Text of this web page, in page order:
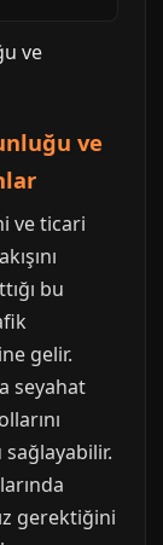
ve
ve ticari
bu
gelir.
seyahat
gerektiğini